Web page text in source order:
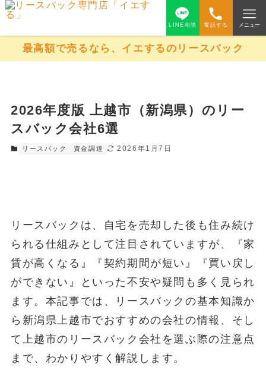
LINE相談 電話する メニュー
最高額で売るなら、イエするのリースバック
2026年度版 上越市（新潟県）のリー
スバック会社6選
リースバック 資金調達 2026年1月7日
リースバックは、自宅を売却した後も住み続け
られる仕組みとして注目されていますが、『家
賃が高くなる』『契約期間が短い』『買い戻し
ができない』といった不安や疑問も多く見られ
ます。本記事では、リースバックの基本知識か
ら新潟県上越市でおすすめの会社の情報、そし
て上越市のリースバック会社を選ぶ際の注意点
まで、わかりやすく解説します。